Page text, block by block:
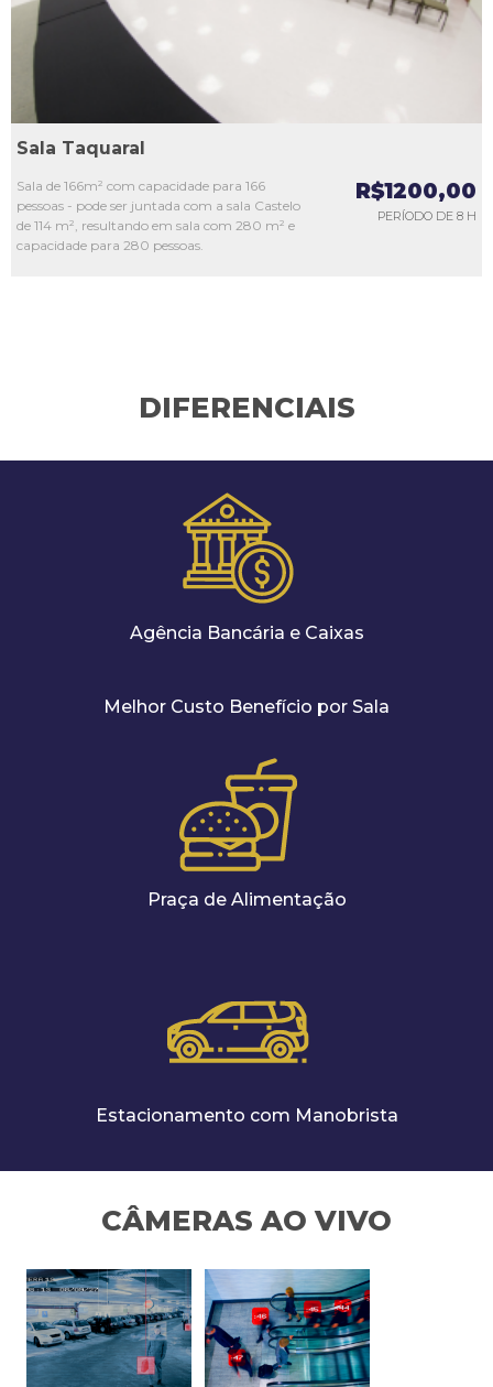
Sala Taquaral
Sala de 166m² com capacidade para 166
pessoas - pode ser juntada com a sala Castelo
de 114 m², resultando em sala com 280 m² e
capacidade para 280 pessoas.
R$1200,00
PERÍODO DE 8 H
DIFERENCIAIS
Agência Bancária e Caixas
Melhor Custo Benefício por Sala
Praça de Alimentação
Estacionamento com Manobrista
CÂMERAS AO VIVO